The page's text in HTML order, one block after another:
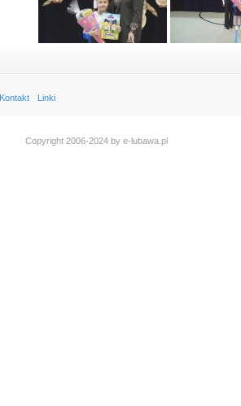
Kontakt Linki
Copyright 2006-2024 by e-lubawa.pl